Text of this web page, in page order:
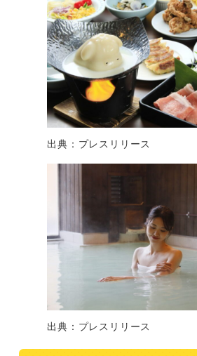
出典：プレスリリース
出典：プレスリリース